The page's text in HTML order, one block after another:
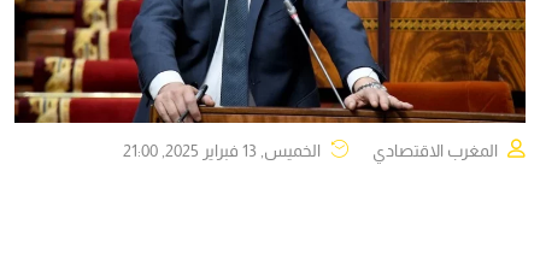
المغرب الاقتصادي الخميس, 13 فبراير 2025, 21:00